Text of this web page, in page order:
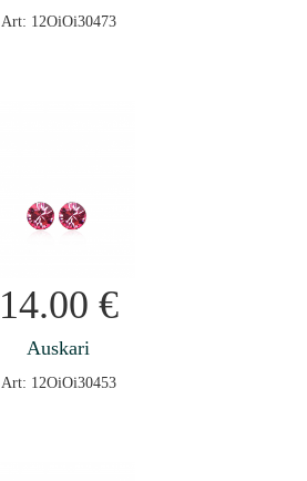
Art: 12OiOi30473
14.00 €
Auskari
Art: 12OiOi30453